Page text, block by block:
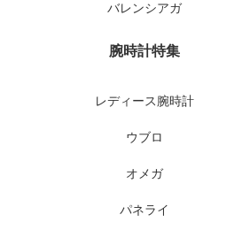
バレンシアガ
腕時計特集
レディース腕時計
ウブロ
オメガ
パネライ